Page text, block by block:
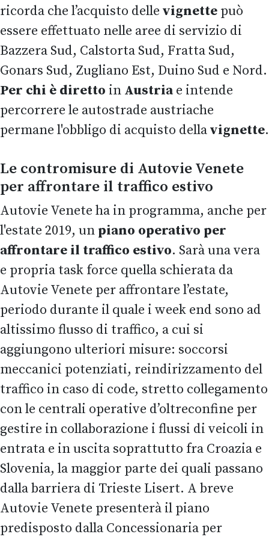
ricorda che l’acquisto delle vignette può
essere effettuato nelle aree di servizio di
Bazzera Sud, Calstorta Sud, Fratta Sud,
Gonars Sud, Zugliano Est, Duino Sud e Nord.
Per chi è diretto in Austriae intende
percorrere le autostrade austriache
permane l'obbligo di acquisto dellavignette.
Le contromisure di Autovie Venete
per affrontare il traffico estivo
Autovie Venete ha in programma, anche per
l'estate 2019, un piano operativo per
affrontare il traffico estivo. Sarà una vera
e propria task force quella schierata da
Autovie Venete per affrontare l’estate,
periodo durante il quale i week end sono ad
altissimo flusso di traffico, a cui si
aggiungono ulteriori misure: soccorsi
meccanici potenziati, reindirizzamento del
traffico in caso di code, stretto collegamento
con le centrali operative d’oltreconfine per
gestire in collaborazione i flussi di veicoli in
entrata e in uscita soprattutto fra Croazia e
Slovenia, la maggior parte dei quali passano
dalla barriera di Trieste Lisert. A breve
Autovie Venete presenterà il piano
predisposto dalla Concessionaria per